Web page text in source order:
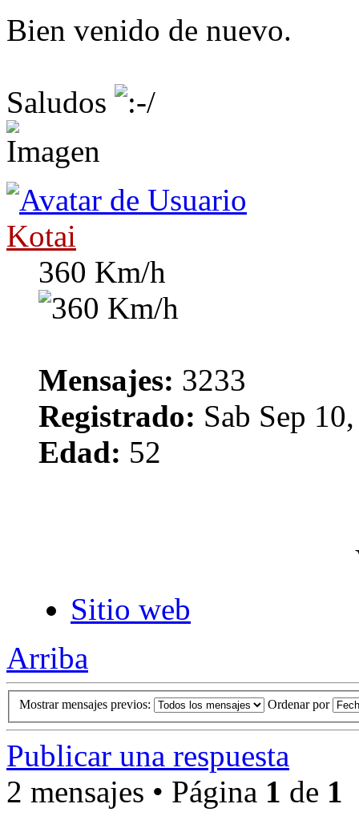
Bien venido de nuevo.
Saludos
Kotai
360 Km/h
Mensajes: 3233
Registrado: Sab Sep
Edad: 52
Sitio web
Arriba
Mostrar mensajes previos: Ordenar por
Publicar una respuesta
2 mensajes • Página 1 de 1